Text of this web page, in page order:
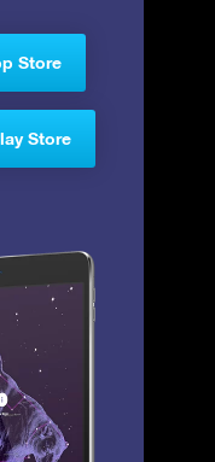
Store
Store